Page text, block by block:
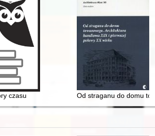
wieczyste. T. 5
czasu Od straganu do domu